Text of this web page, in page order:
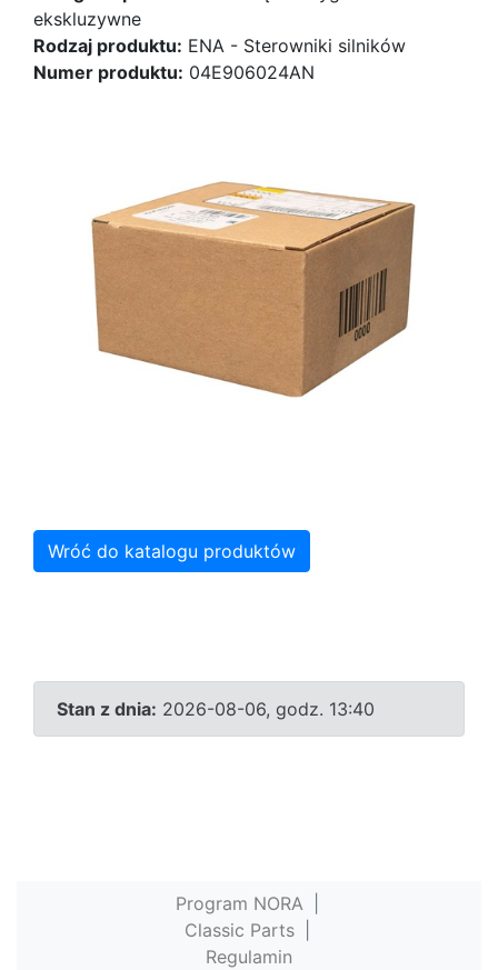
ekskluzywne
Rodzaj produktu: ENA - Sterowniki silników
Numer produktu: 04E906024AN
Wróć do katalogu produktów
Stan z dnia: 2026-08-06, godz. 13:40
Program NORA
Classic Parts
Regulamin